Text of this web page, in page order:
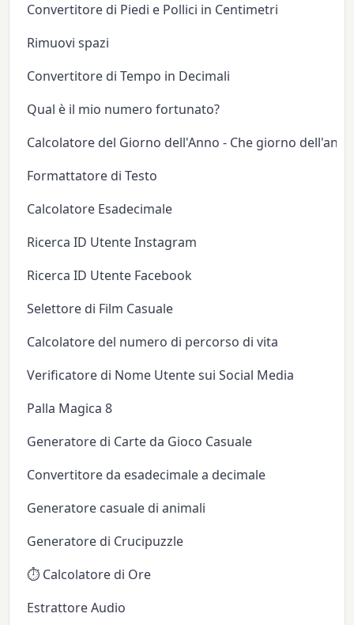
Convertitore di Piedi e Pollici in Centimetri
Rimuovi spazi
Convertitore di Tempo in Decimali
Qual è il mio numero fortunato?
Calcolatore del Giorno dell'Anno - Che giorno
Formattatore di Testo
Calcolatore Esadecimale
Ricerca ID Utente Instagram
Ricerca ID Utente Facebook
Selettore di Film Casuale
Calcolatore del numero di percorso di vita
Verificatore di Nome Utente sui Social Media
Palla Magica 8
Generatore di Carte da Gioco Casuale
Convertitore da esadecimale a decimale
Generatore casuale di animali
Generatore di Crucipuzzle
⏱️ Calcolatore di Ore
Estrattore Audio